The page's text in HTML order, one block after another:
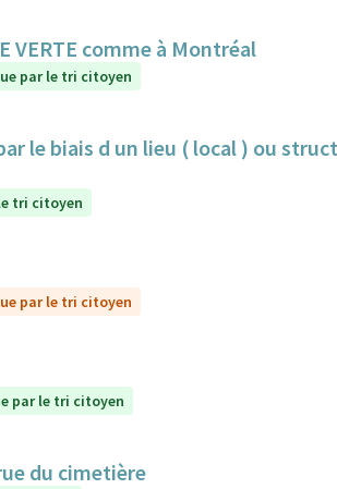
VERTE comme à Montréal
par le tri citoyen
le biais d un lieu ( local ) ou
tri citoyen
par le tri citoyen
par le tri citoyen
du cimetière